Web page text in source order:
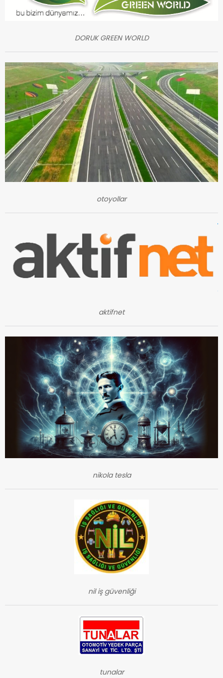
DORUK GREEN WORLD
otoyollar
aktifnet
nikola tesla
nil iş güvenliği
tunalar